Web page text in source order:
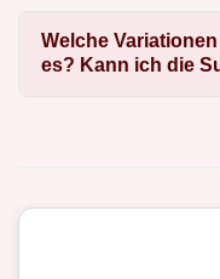
Welche
es? Kann ich die